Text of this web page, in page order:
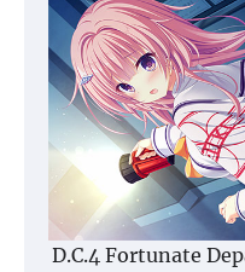
D.C.4 Fortunate